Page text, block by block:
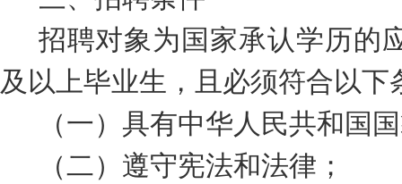
招聘对象为国家承认学历的
及 以上毕业生，且必须符合以下
（一）具有中华人民共和国
（二）遵守宪法和法律；